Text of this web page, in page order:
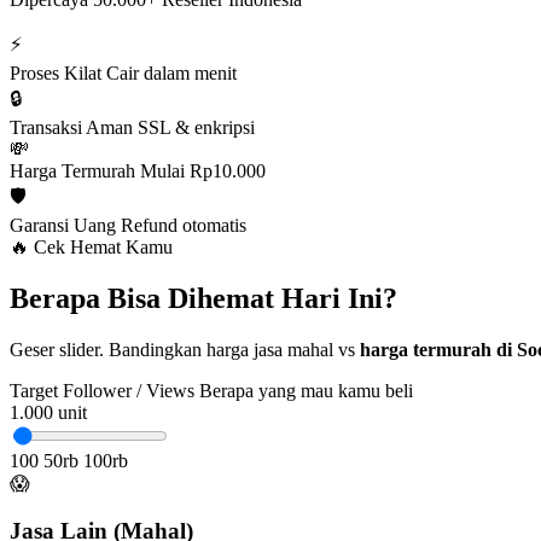
⚡
Proses Kilat Cair dalam menit
🔒
Transaksi Aman SSL & enkripsi
💸
Harga Termurah Mulai Rp10.000
🛡️
Garansi Uang Refund otomatis
🔥 Cek Hemat Kamu
Berapa Bisa Dihemat Hari Ini?
Geser slider. Bandingkan harga jasa mahal vs harga termurah di
Target Follower / Views Berapa yang mau kamu beli
1.000 unit
100 50rb 100rb
😱
Jasa Lain (Mahal)